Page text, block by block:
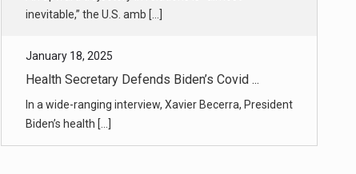
In a wide-ranging interview, Xavier Becerra, President
Binge-worthy guilty pleasures like “The Real